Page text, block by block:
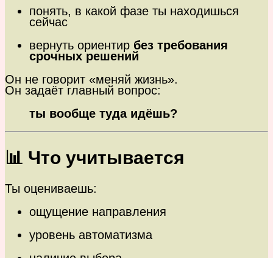
понять, в какой фазе ты находишься
сейчас
вернуть ориентир без требования
срочных решений
Он не говорит «меняй жизнь».
Он задаёт главный вопрос:
ты вообще туда идёшь?
📊 Что учитывается
Ты оцениваешь:
ощущение направления
уровень автоматизма